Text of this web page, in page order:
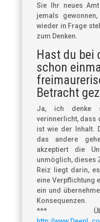
Sie Ihr neues
jemals
wieder in Frage
zum Denken.
Hast du bei
schon
Betracht
Ja, ich denke
verinnerlicht, dass
ist wie der Inhalt.
das andere
akzeptiert die
unmöglich, dieses
Reiz liegt darin,
eine Verpflichtung
ein und
Konsequenzen.
***